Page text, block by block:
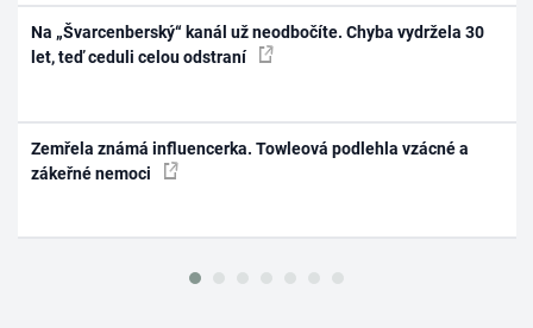
Na „Švarcenberský“ kanál už neodbočíte. Chyba vydržela 30
let, teď ceduli celou odstraní
Zemřela známá influencerka. Towleová podlehla vzácné a
zákeřné nemoci